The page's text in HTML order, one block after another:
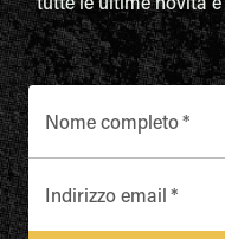
tutte le ultime novità
Nome completo*
Indirizzo email *